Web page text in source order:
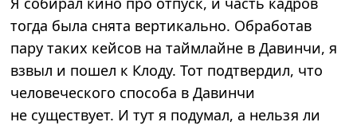
тогда была снята вертикально. Обработав
пару таких кейсов на таймлайне в Давинчи, я
взвыл и пошел к Клоду. Тот подтвердил, что
человеческого способа в Давинчи
не существует. И тут я подумал, а нельзя ли